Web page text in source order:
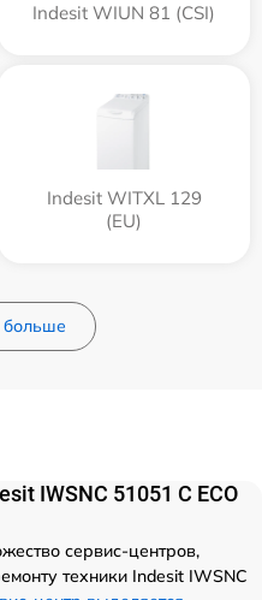
Indesit WIUN 81 (CSI)
Indesit WITXL 129
(EU)
больше
IWSNC 51051 C ECO
сервис-центров,
техники Indesit IWSNC